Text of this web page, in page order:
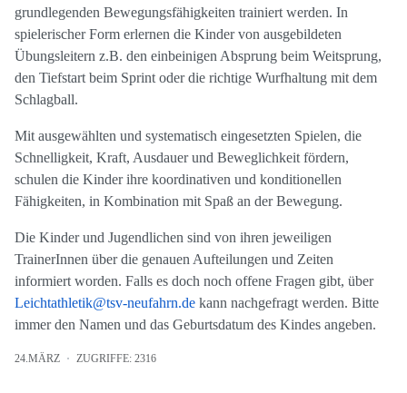
grundlegenden Bewegungsfähigkeiten trainiert werden. In
spielerischer Form erlernen die Kinder von ausgebildeten
Übungsleitern z.B. den einbeinigen Absprung beim Weitsprung,
den Tiefstart beim Sprint oder die richtige Wurfhaltung mit dem
Schlagball.
Mit ausgewählten und systematisch eingesetzten Spielen, die
Schnelligkeit, Kraft, Ausdauer und Beweglichkeit fördern,
schulen die Kinder ihre koordinativen und konditionellen
Fähigkeiten, in Kombination mit Spaß an der Bewegung.
Die Kinder und Jugendlichen sind von ihren jeweiligen
TrainerInnen über die genauen Aufteilungen und Zeiten
informiert worden. Falls es doch noch offene Fragen gibt, über
Leichtathletik@tsv-neufahrn.de kann nachgefragt werden. Bitte
immer den Namen und das Geburtsdatum des Kindes angeben.
24.MÄRZ ZUGRIFFE: 2316